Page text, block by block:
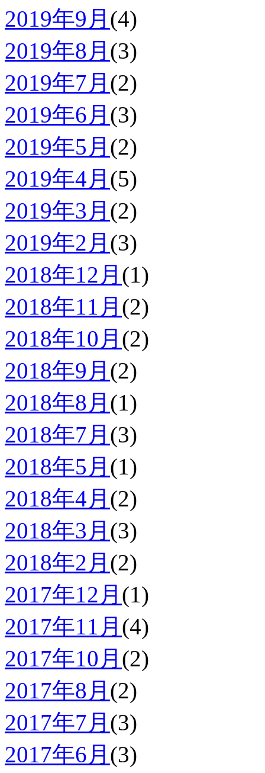
2019年9月 (4)
2019年8月 (3)
2019年7月 (2)
2019年6月 (3)
2019年5月 (2)
2019年4月 (5)
2019年3月 (2)
2019年2月 (3)
2018年12月 (1)
2018年11月 (2)
2018年10月 (2)
2018年9月 (2)
2018年8月 (1)
2018年7月 (3)
2018年5月 (1)
2018年4月 (2)
2018年3月 (3)
2018年2月 (2)
2017年12月 (1)
2017年11月 (4)
2017年10月 (2)
2017年8月 (2)
2017年7月 (3)
2017年6月 (3)